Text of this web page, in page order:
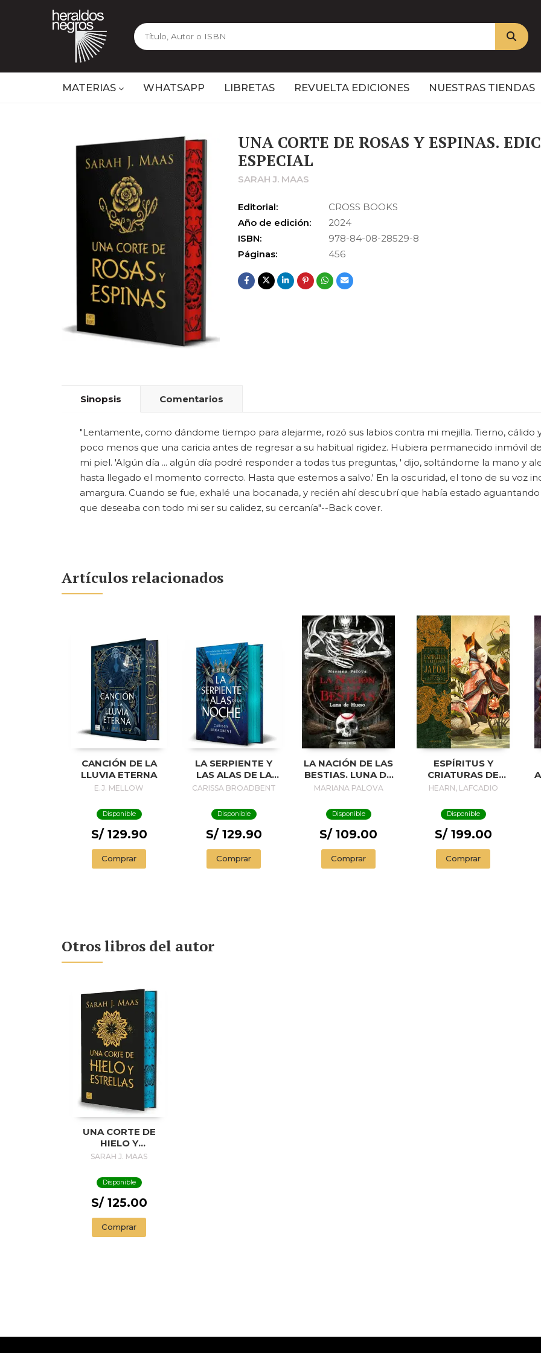
MATERIAS WHATSAPP LIBRETAS REVUELTA EDICIONES NUESTRAS TIENDAS
UNA CORTE DE ROSAS Y ESPINAS.
ESPECIAL
SARAH J. MAAS
Editorial:
CROSS BOOKS
Año de edición:
2024
ISBN:
978-84-08-28529-8
Páginas:
456
Sinopsis Comentarios
"Lentamente, como dándome tiempo para alejarme, rozó sus labios contra mi mejilla. Tierno,
poco menos que una caricia antes de regresar a su habitual rigidez. Hubiera permanecido inmóvil
mi piel. 'Algún día ... algún día podré responder a todas tus preguntas, ' dijo, soltándome la mano y
hasta llegado el momento correcto. Hasta que estemos a salvo.' En la oscuridad, el tono de su voz
amargura. Cuando se fue, exhalé una bocanada, y recién ahí descubrí que había estado
que deseaba con todo mi ser su calidez, su cercanía"--Back cover.
Artículos relacionados
CANCIÓN DE LA
LLUVIA ETERNA
E.J. MELLOW
Disponible
S/ 129.90
Comprar
LA SERPIENTE Y
LAS ALAS DE LA
NOCHE (EDICIÓN
CARISSA BROADBENT
Disponible
S/ 129.90
Comprar
LA NACIÓN DE LAS
BESTIAS. LUNA DE
HUESO
MARIANA PALOVA
Disponible
S/ 109.00
Comprar
ESPÍRITUS Y
CRIATURAS DE
JAPÓN
HEARN, LAFCADIO
Disponible
S/ 199.00
Comprar
Otros libros del autor
UNA CORTE DE
HIELO Y
ESTRELLAS.
SARAH J. MAAS
Disponible
S/ 125.00
Comprar